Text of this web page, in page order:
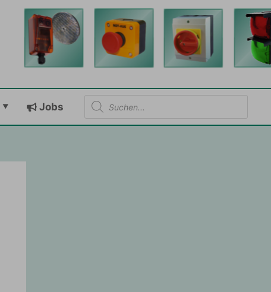
Jobs
Products
search